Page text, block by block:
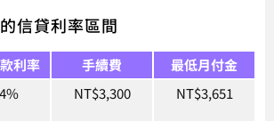
信貸利率區間
利率 手續費
最低月付金
NT$3,300 NT$3,651